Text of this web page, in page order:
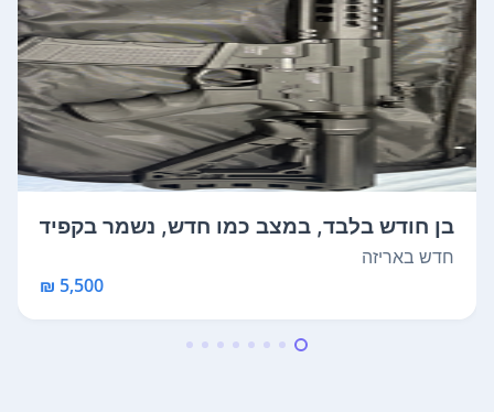
בן חודש בלבד, במצב כמו חדש, נשמר בקפיד
ה ...
חדש באריזה
5,500 ₪